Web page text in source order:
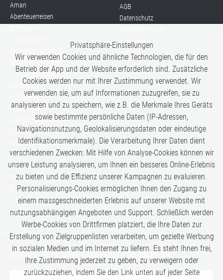
Aman
Abenteuerreisen
Gourmet-Momente
Luxus Familienurlaub
Honeymoon
Hot & New
Hüttenzauber
Luxus Kreuzfahrten
Lifestyle
Once in a Lifetime
Romance
Safari-Erlebnisse
Simply the Best
Six Senses
Villen
Zugreisen
AGB
Datenschutz
nova reisen
Anfahrt
UNSERE EXKLUSIVEN GEHEIMTIPPS SICHERN:
Privatsphäre-Einstellungen
Wir verwenden Cookies und ähnliche Technologien, die für den
Betrieb der App und der Website erforderlich sind. Zusätzliche
Cookies werden nur mit Ihrer Zustimmung verwendet. Wir
verwenden sie, um auf Informationen zuzugreifen, sie zu
analysieren und zu speichern, wie z.B. die Merkmale Ihres Geräts
sowie bestimmte persönliche Daten (IP-Adressen,
Navigationsnutzung, Geolokalisierungsdaten oder eindeutige
Identifikationsmerkmale). Die Verarbeitung Ihrer Daten dient
verschiedenen Zwecken: Mit Hilfe von Analyse-Cookies können wir
unsere Leistung analysieren, um Ihnen ein besseres Online-Erlebnis
zu bieten und die Effizienz unserer Kampagnen zu evaluieren.
Personalisierungs-Cookies ermöglichen Ihnen den Zugang zu
einem massgeschneiderten Erlebnis auf unserer Website mit
nutzungsabhängigen Angeboten und Support. Schließlich werden
Werbe-Cookies von Drittfirmen platziert, die Ihre Daten zur
Erstellung von Zielgruppenlisten verarbeiten, um gezielte Werbung
in sozialen Medien und im Internet zu liefern. Es steht Ihnen frei,
Ihre Zustimmung jederzeit zu geben, zu verweigern oder
zurückzuziehen, indem Sie den Link unten auf jeder Seite